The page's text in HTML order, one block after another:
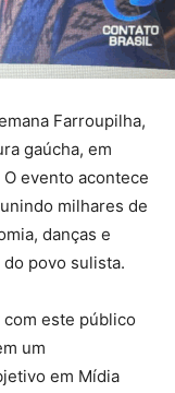
Farroupilha,
gaúcha, em
evento acontece
milhares de
danças e
povo sulista.
este público
um
em Mídia